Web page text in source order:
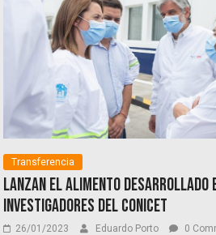
Transferencia
Lanzan el alimento desarrollado
investigadores del Conicet
26/01/2023 Eduardo Porto 0